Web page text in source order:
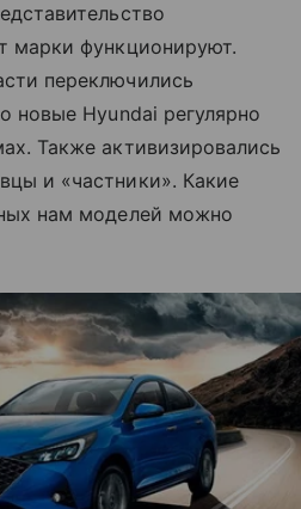
марки функционируют.
переключились
новые Hyundai регулярно
Также активизировались
и «частники». Какие
нам моделей можно